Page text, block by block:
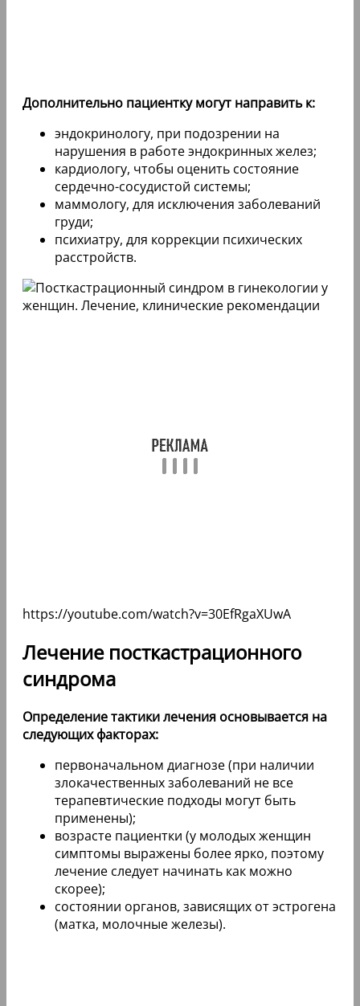
Дополнительно пациентку могут направить к:
эндокринологу, при подозрении на
нарушения в работе эндокринных желез;
кардиологу, чтобы оценить состояние
сердечно-сосудистой системы;
маммологу, для исключения заболеваний
груди;
психиатру, для коррекции психических
расстройств.
https://youtube.com/watch?v=30EfRgaXUwA
Лечение посткастрационного
синдрома
Определение тактики лечения основывается на
следующих факторах:
первоначальном диагнозе (при наличии
злокачественных заболеваний не все
терапевтические подходы могут быть
применены);
возрасте пациентки (у молодых женщин
симптомы выражены более ярко, поэтому
лечение следует начинать как можно
скорее);
состоянии органов, зависящих от эстрогена
(матка, молочные железы).